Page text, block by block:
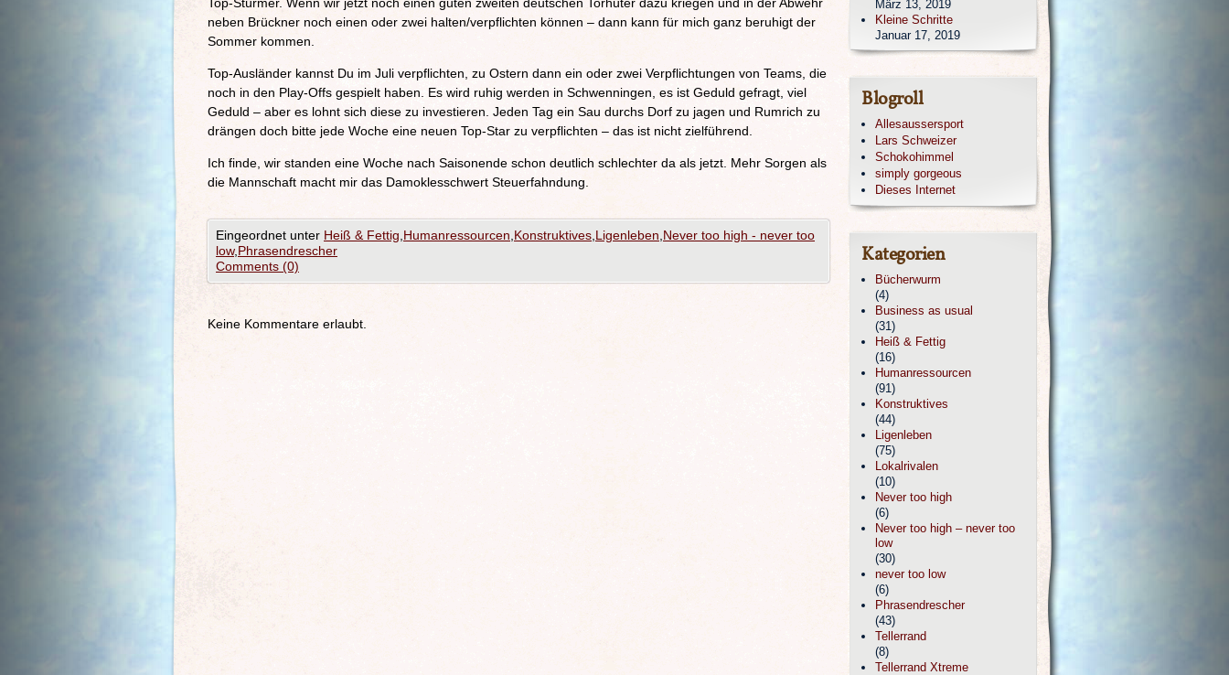
neben Brückner noch einen oder zwei halten/verpflichten können – dann kann für mich ganz beruhigt der
Sommer kommen.
Top-Ausländer kannst Du im Juli verpflichten, zu Ostern dann ein oder zwei Verpflichtungen von Teams, die
noch in den Play-Offs gespielt haben. Es wird ruhig werden in Schwenningen, es ist Geduld gefragt, viel
Geduld – aber es lohnt sich diese zu investieren. Jeden Tag ein Sau durchs Dorf zu jagen und Rumrich zu
drängen doch bitte jede Woche eine neuen Top-Star zu verpflichten – das ist nicht zielführend.
Ich finde, wir standen eine Woche nach Saisonende schon deutlich schlechter da als jetzt. Mehr Sorgen als
die Mannschaft macht mir das Damoklesschwert Steuerfahndung.
Eingeordnet unter Heiß & Fettig Humanressourcen Konstruktives Ligenleben Never too high - never too
low, Phrasendrescher
Comments (0)
Keine Kommentare erlaubt.
März 13, 2019
Kleine Schritte
Januar 17, 2019
Blogroll
Allesaussersport
Lars Schweizer
Schokohimmel
simply gorgeous
Dieses Internet
Kategorien
Bücherwurm
(4)
Business as usual
(31)
Heiß & Fettig
(16)
Humanressourcen
(91)
Konstruktives
(44)
Ligenleben
(75)
Lokalrivalen
(10)
Never too high
(6)
Never too high – never too
low
(30)
never too low
(6)
Phrasendrescher
(43)
Tellerrand
(8)
Tellerrand Xtreme